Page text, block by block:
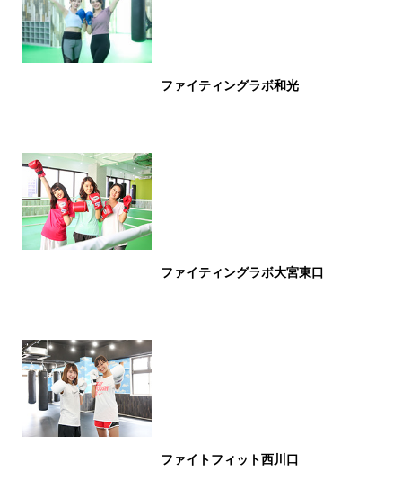
ファイティングラボ和光
ファイティングラボ大宮東口
ファイトフィット西川口